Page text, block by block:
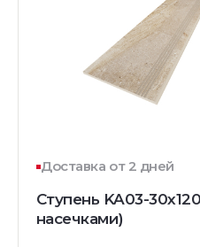
Доставка от 2 дней
Ступень KA03-
насечками)